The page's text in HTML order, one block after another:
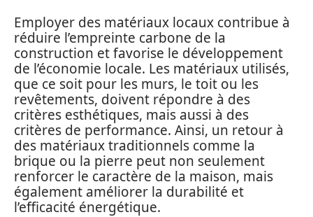
Employer des matériaux locaux contribue à
réduire l’empreinte carbone de la
construction et favorise le développement
de l’économie locale. Les matériaux utilisés,
que ce soit pour les murs, le toit ou les
revêtements, doivent répondre à des
critères esthétiques, mais aussi à des
critères de performance. Ainsi, un retour à
des matériaux traditionnels comme la
brique ou la pierre peut non seulement
renforcer le caractère de la maison, mais
également améliorer la durabilité et
l’efficacité énergétique.